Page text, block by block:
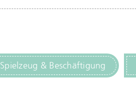
Spielzeug & Beschäftigung